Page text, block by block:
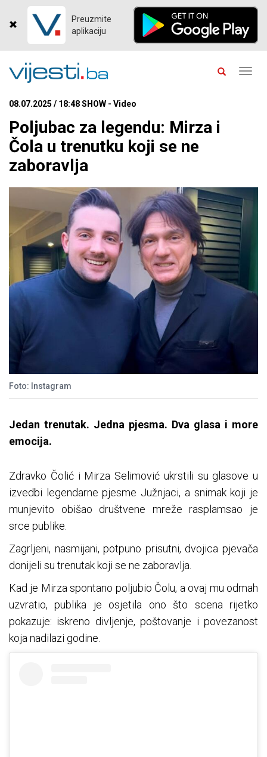
Preuzmite
aplikaciju
08.07.2025 / 18:48 SHOW - Video
Poljubac za legendu: Mirza i
Čola u trenutku koji se ne
zaboravlja
Foto: Instagram
Jedan trenutak. Jedna pjesma. Dva glasa i more
emocija.
Zdravko Čolić i Mirza Selimović ukrstili su glasove u
izvedbi legendarne pjesme Južnjaci, a snimak koji je
munjevito obišao društvene mreže rasplamsao je
srce publike.
Zagrljeni, nasmijani, potpuno prisutni, dvojica pjevača
donijeli su trenutak koji se ne zaboravlja.
Kad je Mirza spontano poljubio Čolu, a ovaj mu odmah
uzvratio, publika je osjetila ono što scena rijetko
pokazuje: iskreno divljenje, poštovanje i povezanost
koja nadilazi godine.